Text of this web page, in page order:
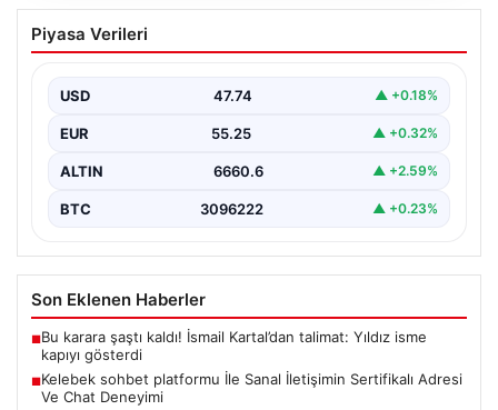
Kelebek sohbet platformu İle Sanal
İletişimin Sertifikalı Adresi Ve Chat
İnternet çağında bireylerin güvenli bir şekilde bağlantı
birçok…
Piyasa Verileri
USD 47.74 ▲ +0.18%
EUR 55.25 ▲ +0.32%
ALTIN 6660.6 ▲ +2.59%
BTC 3096222 ▲ +0.23%
Son Eklenen Haberler
■Bu karara şaştı kaldı! İsmail Kartal’dan talimat: Yıldız isme
kapıyı gösterdi
■Kelebek sohbet platformu İle Sanal İletişimin Sertifikalı Adresi
Ve Chat Deneyimi